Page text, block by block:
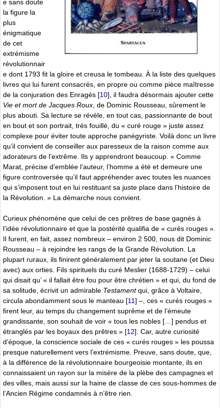
e sans doute
la figure la
plus
énigmatique
de cet
extrémisme
révolutionnair
e dont 1793 fit la gloire et creusa le tombeau. À la liste des quelques
livres qui lui furent consacrés, en propre ou comme pièce maîtresse
de la conjuration des Enragés [10] , il faudra désormais ajouter cette
Vie et mort de Jacques Roux , de Dominic Rousseau, sûrement le
plus abouti. Sa lecture se révèle, en tout cas, passionnante de bout
en bout et son portrait, très fouillé, du « curé rouge » juste assez
complexe pour éviter toute approche panégyriste. Voilà donc un livre
qu’il convient de conseiller aux paresseux de la raison comme aux
adorateurs de l’extrême. Ils y apprendront beaucoup. « Comme
Marat, précise d’emblée l’auteur, l’homme a été et demeure une
figure controversée qu’il faut appréhender avec toutes les nuances
qui s’imposent tout en lui restituant sa juste place dans l’histoire de
la Révolution. » La démarche nous convient.
Curieux phénomène que celui de ces prêtres de base gagnés à
l’idée révolutionnaire et que la postérité qualifia de « curés rouges ».
Il furent, en fait, assez nombreux – environ 2 500, nous dit Dominic
Rousseau – à rejoindre les rangs de la Grande Révolution. La
plupart ruraux, ils finirent généralement par jeter la soutane (et Dieu
avec) aux orties. Fils spirituels du curé Meslier (1688-1729) – celui
qui disait qu’ « il fallait être fou pour être chrétien » et qui, du fond de
sa solitude, écrivit un admirable Testamentqui, grâce à Voltaire,
circula abondamment sous le manteau [11] –, ces « curés rouges »
firent leur, au temps du changement suprême et de l’émeute
grandissante, son souhait de voir « tous les nobles […] pendus et
étranglés par les boyaux des prêtres » [12] . Car, autre curiosité
d’époque, la conscience sociale de ces « curés rouges » les poussa
presque naturellement vers l’extrémisme. Preuve, sans doute, que,
à la différence de la révolutionnaire bourgeoisie montante, ils en
connaissaient un rayon sur la misère de la plèbe des campagnes et
des villes, mais aussi sur la haine de classe de ces sous-hommes de
l’Ancien Régime condamnés à n’être rien.